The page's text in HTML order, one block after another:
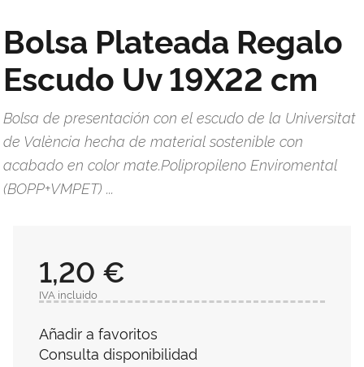
Bolsa Plateada Regalo
Escudo Uv 19X22 cm
Bolsa de presentación con el escudo de la Universitat
de València hecha de material sostenible con
acabado en color mate.Polipropileno Enviromental
(BOPP+VMPET) ...
1,20 €
IVA incluido
Añadir a favoritos
Consulta disponibilidad